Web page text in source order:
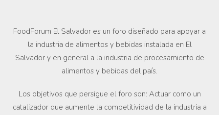
FoodForum El Salvador es un foro diseñado para apoyar a
la industria de alimentos y bebidas instalada en El
Salvador y en general a la industria de procesamiento de
alimentos y bebidas del país.
Los objetivos que persigue el foro son: Actuar como un
catalizador que aumente la competitividad de la industria a